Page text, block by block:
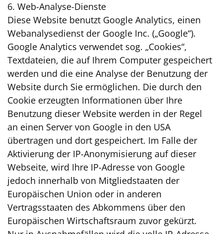
6. Web-Analyse-Dienste
Diese Website benutzt Google Analytics, einen
Webanalysedienst der Google Inc. („Google“).
Google Analytics verwendet sog. „Cookies“,
Textdateien, die auf Ihrem Computer gespeichert
werden und die eine Analyse der Benutzung der
Website durch Sie ermöglichen. Die durch den
Cookie erzeugten Informationen über Ihre
Benutzung dieser Website werden in der Regel
an einen Server von Google in den USA
übertragen und dort gespeichert. Im Falle der
Aktivierung der IP-Anonymisierung auf dieser
Webseite, wird Ihre IP-Adresse von Google
jedoch innerhalb von Mitgliedstaaten der
Europäischen Union oder in anderen
Vertragsstaaten des Abkommens über den
Europäischen Wirtschaftsraum zuvor gekürzt.